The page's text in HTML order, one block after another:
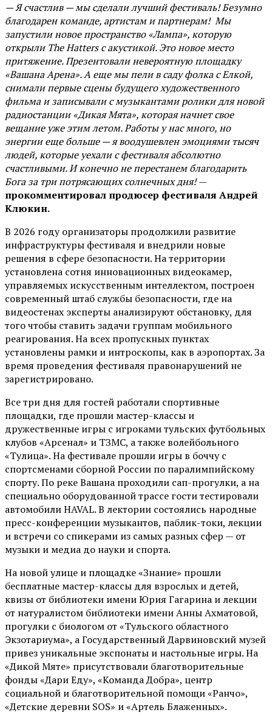
— Я счастлив — мы сделали лучший фестиваль! Безумно
благодарен команде, артистам и партнерам! Мы
запустили новое пространство «Лампа», которую
открыли The Hatters с акустикой. Это новое место
притяжение. Презентовали невероятную площадку
«Вашана Арена». А еще мы пели в саду фолка с Елкой,
снимали первые сцены будущего художественного
фильма и записывали с музыкантами ролики для новой
радиостанции «Дикая Мята», которая начнет свое
вещание уже этим летом. Работы у нас много, но
энергии еще больше — я воодушевлен эмоциями тысяч
людей, которые уехали с фестиваля абсолютно
счастливыми. И конечно не перестанем благодарить
Бога за три потрясающих солнечных дня!—
прокомментировал продюсер фестиваля Андрей
Клюкин.
В 2026 году организаторы продолжили развитие
инфраструктуры фестиваля и внедрили новые
решения в сфере безопасности. На территории
установлена сотня инновационных видеокамер,
управляемых искусственным интеллектом, построен
современный штаб службы безопасности, где на
видеостенах эксперты анализируют обстановку, для
того чтобы ставить задачи группам мобильного
реагирования. На всех пропускных пунктах
установлены рамки и интроскопы, как в аэропортах. За
время проведения фестиваля правонарушений не
зарегистрировано.
Все три дня для гостей работали спортивные
площадки, где прошли мастер-классы и
дружественные игры с игроками тульских футбольных
клубов «Арсенал» и ТЗМС, а также волейбольного
«Тулица». На фестивале прошли игры в боччу с
спортсменами сборной России по паралимпийскому
спорту. По реке Вашана проходили сап-прогулки, а на
специально оборудованной трассе гости тестировали
автомобили HAVAL. В лектории состоялись народные
пресс-конференции музыкантов, паблик-токи, лекции
и встречи со спикерами из самых разных сфер — от
музыки и медиа до науки и спорта.
На новой улице и площадке «Знание» прошли
бесплатные мастер-классы для взрослых и детей,
квизы от библиотеки имени Юрия Гагарина и лекции
от натуралистом библиотеки имени Анны Ахматовой,
прогулки с биологом от «Тульского областного
Экзотариума», а Государственный Дарвиновский музей
привез уникальные экспонаты и настольные игры. На
«Дикой Мяте» присутствовали благотворительные
фонды «Дари Еду», «Команда Добра», центр
социальной и благотворительной помощи «Ранчо»,
«Детские деревни SOS» и «Артель Блаженных».